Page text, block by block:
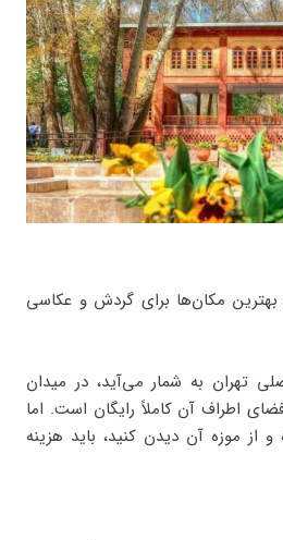
بهترین مکان‌ها برای گردش و عکاسی
تهران به شمار می‌آید، در میدان
فضای اطراف آن کاملاً رایگان است. اما
از موزه آن دیدن کنید، باید هزینه